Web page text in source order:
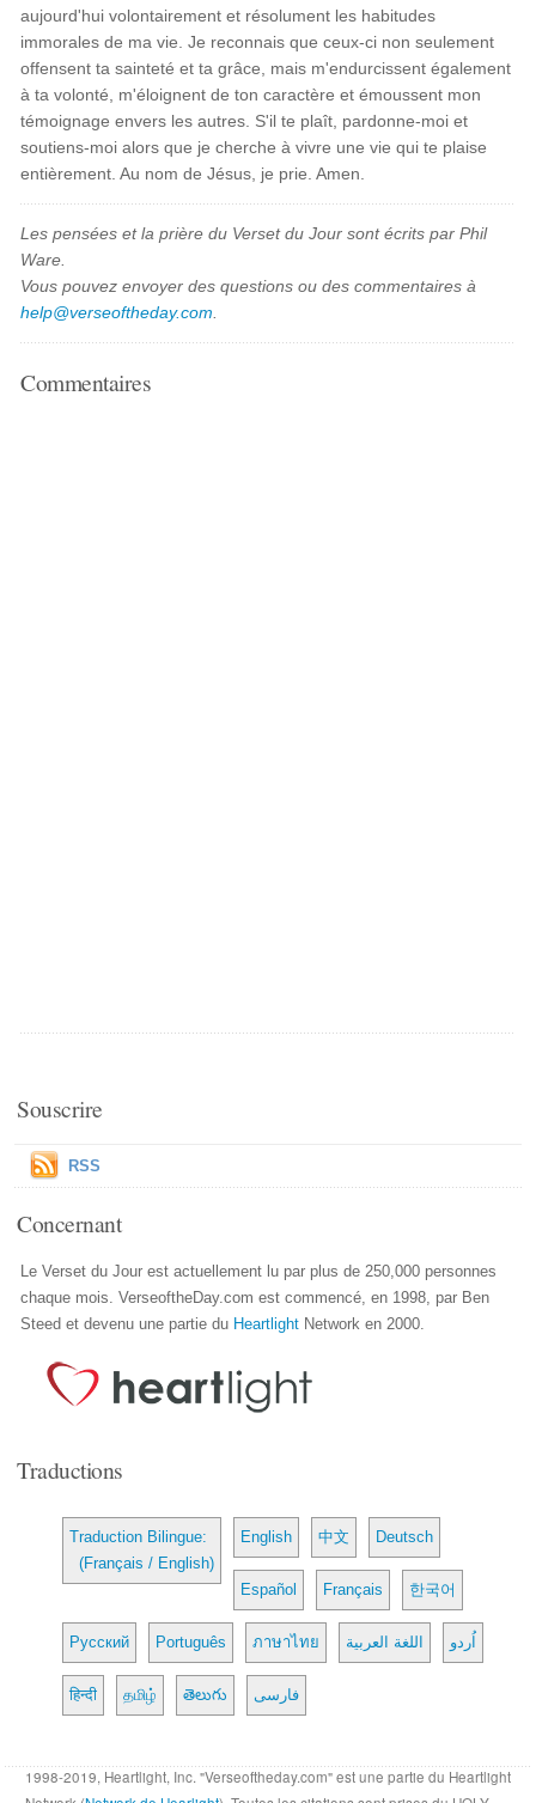
aujourd'hui volontairement et résolument les habitudes
immorales de ma vie. Je reconnais que ceux-ci non seulement
offensent ta sainteté et ta grâce, mais m'endurcissent également
à ta volonté, m'éloignent de ton caractère et émoussent mon
témoignage envers les autres. S'il te plaît, pardonne-moi et
soutiens-moi alors que je cherche à vivre une vie qui te plaise
entièrement. Au nom de Jésus, je prie. Amen.
Les pensées et la prière du Verset du Jour sont écrits par Phil
Ware.
Vous pouvez envoyer des questions ou des commentaires à
help@verseoftheday.com
Commentaires
Souscrire
RSS
Concernant
Le Verset du Jour est actuellement lu par plus de 250,000 personnes
chaque mois. VerseoftheDay.com est commencé, en 1998, par Ben
Steed et devenu une partie du Heartlight Network en 2000.
Traductions
Traduction Bilingue:
(Français / English)
English 中文 Deutsch
Español Français 한국어
Русский Português ภาษาไทย اللغة العربية اُردو
हिन्दी தமிழ் తెలుగు فارسی
1998-2019, Heartlight, Inc. "Verseoftheday.com" est une partie du Heartlight